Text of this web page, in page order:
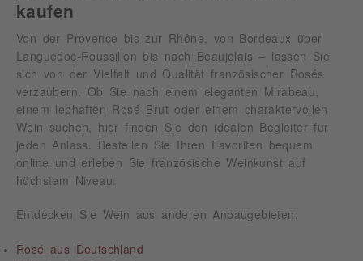
kaufen
Von der Provence bis zur Rhône, von Bordeaux über
Languedoc-Roussillon bis nach Beaujolais – lassen Sie
sich von der Vielfalt und Qualität französischer Rosés
verzaubern. Ob Sie nach einem eleganten Mirabeau,
einem lebhaften Rosé Brut oder einem charaktervollen
Wein suchen, hier finden Sie den idealen Begleiter für
jeden Anlass. Bestellen Sie Ihren Favoriten bequem
online und erleben Sie französische Weinkunst auf
höchstem Niveau.
Entdecken Sie Wein aus anderen Anbaugebieten:
Rosé aus Deutschland